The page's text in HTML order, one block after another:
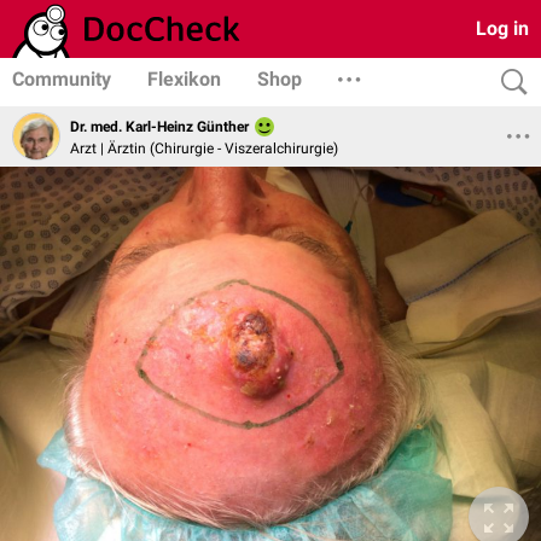
Log in
Community Flexikon Shop
Dr. med. Karl-Heinz Günther
Arzt | Ärztin (Chirurgie - Viszeralchirurgie)